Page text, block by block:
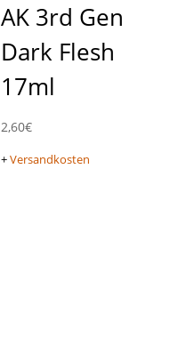
AK 3rd Gen
Dark Flesh
17ml
2,60€
+Versandkosten